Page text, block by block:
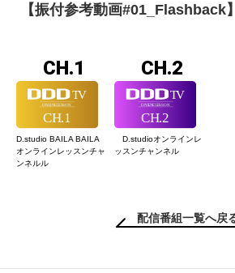
【振付参考動画#01_Flashback
CH.1
D.studio BAILA BAILA
オンラインレッスンチャ
ンネルル
CH.2
D.studioオンラインレ
ッスンチャンネル
配信番組一覧へ戻